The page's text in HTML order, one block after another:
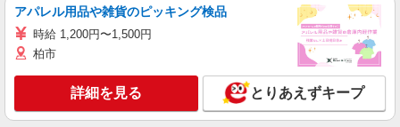
アパレル用品や雑貨のピッキング検品
時給 1,200円〜1,500円
柏市
詳細を見る とりあえずキープ